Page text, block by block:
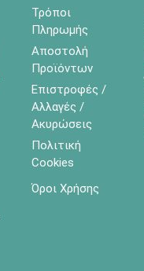
Τρόποι
Πληρωμής
Αποστολή
Προϊόντων
Επιστροφές /
Αλλαγές /
Ακυρώσεις
Πολιτική
Cookies
Όροι Χρήσης